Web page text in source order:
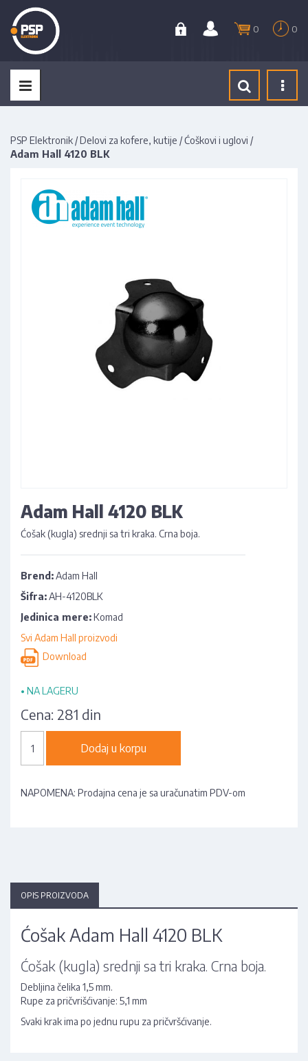
0 0
PSP Elektronik /Delovi za kofere, kutije /Ćoškovi i uglovi /
Adam Hall 4120 BLK
Adam Hall 4120 BLK
Ćošak (kugla) srednji sa tri kraka. Crna boja.
Brend:Adam Hall
Šifra:AH-4120BLK
Jedinica mere:Komad
Svi Adam Hall proizvodi
Download
• NA LAGERU
Cena: 281 din
Dodaj u korpu
NAPOMENA: Prodajna cena je sa uračunatim PDV-om
OPIS PROIZVODA
Ćošak Adam Hall 4120 BLK
Ćošak (kugla) srednji sa tri kraka. Crna boja.
Debljina čelika 1,5 mm.
Rupe za pričvrišćivanje: 5,1 mm
Svaki krak ima po jednu rupu za pričvršćivanje.